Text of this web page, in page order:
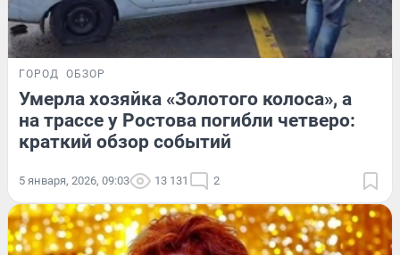
ГОРОД ОБЗОР
Умерла хозяйка «Золотого колоса», а
на трассе у Ростова погибли четверо:
краткий обзор событий
5 января, 2026, 09:03 13 131 2